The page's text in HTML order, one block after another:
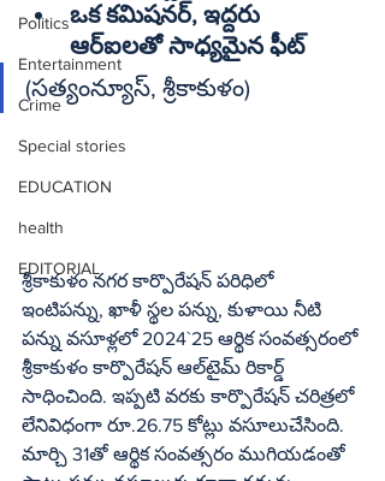
Politics
Entertainment
Crime
Special stories
EDUCATION
health
EDITORIAL
ఒక కమిషనర్‌, ఇద్దరు
(సత్యంన్యూస్‌, శ్రీకాకుళం)
శ్రీకాకుళం నగర కార్పొరేషన్‌ పరిధిలో
ఇంటిపన్ను, ఖాళీ స్థల పన్ను, కుళాయి నీటి
పన్ను వసూళ్లలో 2024`25 ఆర్థిక సంవత్సరంలో
శ్రీకాకుళం కార్పొరేషన్‌ ఆల్‌టైమ్‌ రికార్డ్‌
సాధించింది. ఇప్పటి వరకు కార్పొరేషన్‌ చరిత్రలో
లేనివిధంగా రూ.26.75 కోట్లు వసూలుచేసింది.
మార్చి 31తో ఆర్థిక సంవత్సరం ముగియడంతో